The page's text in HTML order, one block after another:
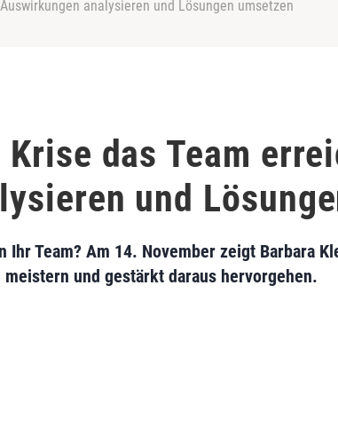
analysieren und Lösungen umsetzen
das Team
und
Team? Am 14. November zeigt Barbara
und gestärkt daraus hervorgehen.